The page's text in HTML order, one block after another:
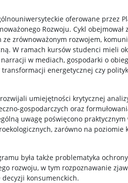
oferowane przez
Rozwoju. Cykl obejmował
zrównoważonym rozwojem,
W ramach kursów studenci mieli
w mediach, gospodarki o
energetycznej czy
umiejętności krytycznej
gospodarczych oraz
uwagę poświęcono
zarówno na poziomie
była także problematyka
rozwoju, w tym rozpoznawanie
konsumenckich.